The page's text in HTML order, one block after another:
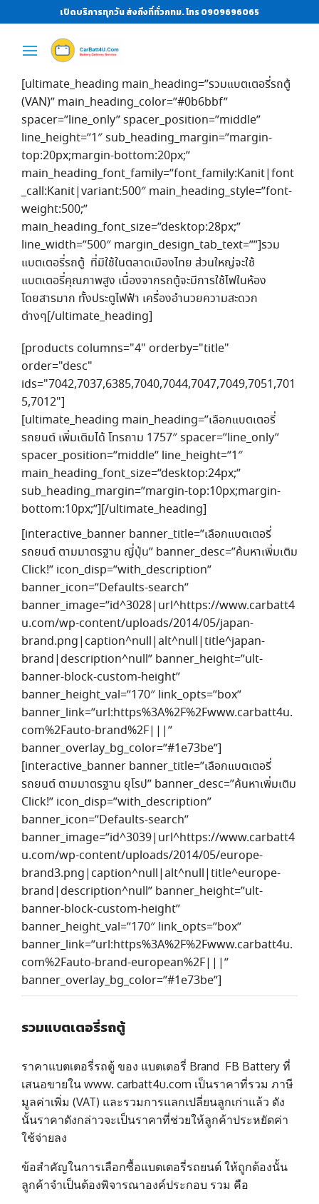
เปิดบริการทุกวัน ส่งถึงที่ทั่วกทม. โทร 0909696065
[ultimate_heading main_heading=”รวมแบตเตอรี่รถตู้
(VAN)” main_heading_color=”#0b6bbf”
spacer=”line_only” spacer_position=”middle”
line_height=”1″ sub_heading_margin=”margin-
top:20px;margin-bottom:20px;”
main_heading_font_family=”font_family:Kanit|font
_call:Kanit|variant:500″ main_heading_style=”font-
weight:500;”
main_heading_font_size=”desktop:28px;”
line_width=”500″ margin_design_tab_text=””]รวม
แบตเตอรี่รถตู้ ที่มีใช้ในตลาดเมืองไทย ส่วนใหญ่จะใช้
แบตเตอรี่คุณภาพสูง เนื่องจากรถตู้จะมีการใช้ไฟในห้อง
โดยสารมาก ทั้งประตูไฟฟ้า เครื่องอำนวยความสะดวก
ต่างๆ[/ultimate_heading]
[products columns="4" orderby="title"
order="desc"
ids="7042,7037,6385,7040,7044,7047,7049,7051,701
5,7012"]
[ultimate_heading main_heading=”เลือกแบตเตอรี่
รถยนต์ เพิ่มเติมได้ โทรถาม 1757″ spacer=”line_only”
spacer_position=”middle” line_height=”1″
main_heading_font_size=”desktop:24px;”
sub_heading_margin=”margin-top:10px;margin-
bottom:10px;”][/ultimate_heading]
[interactive_banner banner_title=”เลือกแบตเตอรี่
รถยนต์ ตามมาตรฐาน ญี่ปุ่น” banner_desc=”ค้นหาเพิ่มเติม
Click!” icon_disp=”with_description”
banner_icon=”Defaults-search”
banner_image=”id^3028|url^https://www.carbatt4
u.com/wp-content/uploads/2014/05/japan-
brand.png|caption^null|alt^null|title^japan-
brand|description^null” banner_height=”ult-
banner-block-custom-height”
banner_height_val=”170″ link_opts=”box”
banner_link=”url:https%3A%2F%2Fwww.carbatt4u.
com%2Fauto-brand%2F|||”
banner_overlay_bg_color=”#1e73be”]
[interactive_banner banner_title=”เลือกแบตเตอรี่
รถยนต์ ตามมาตรฐาน ยุโรป” banner_desc=”ค้นหาเพิ่มเติม
Click!” icon_disp=”with_description”
banner_icon=”Defaults-search”
banner_image=”id^3039|url^https://www.carbatt4
u.com/wp-content/uploads/2014/05/europe-
brand3.png|caption^null|alt^null|title^europe-
brand|description^null” banner_height=”ult-
banner-block-custom-height”
banner_height_val=”170″ link_opts=”box”
banner_link=”url:https%3A%2F%2Fwww.carbatt4u.
com%2Fauto-brand-european%2F|||”
banner_overlay_bg_color=”#1e73be”]
รวมแบตเตอรี่รถตู้
ราคาแบตเตอรี่รถตู้ ของ แบตเตอรี่ Brand FB Battery ที่
เสนอขายใน www. carbatt4u.com เป็นราคาที่รวม ภาษี
มูลค่าเพิ่ม (VAT) และรวมการแลกเปลี่ยนลูกเก่าแล้ว ดัง
นั้นราคาดังกล่าวจะเป็นราคาที่ช่วยให้ลูกค้าประหยัดค่า
ใช้จ่ายลง
ข้อสำคัญในการเลือกซื้อแบตเตอรี่รถยนต์ ให้ถูกต้องนั้น
ลูกค้าจำเป็นต้องพิจารณาองค์ประกอบ รวม คือ